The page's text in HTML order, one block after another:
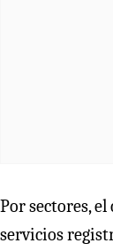
Por sectores,
servicios